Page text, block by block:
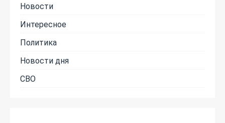
Новости
Интересное
Политика
Новости дня
СВО